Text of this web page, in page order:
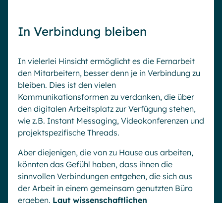
In Verbindung bleiben
In vielerlei Hinsicht ermöglicht es die Fernarbeit
den Mitarbeitern, besser denn je in Verbindung zu
bleiben. Dies ist den vielen
Kommunikationsformen zu verdanken, die über
den digitalen Arbeitsplatz zur Verfügung stehen,
wie z.B. Instant Messaging, Videokonferenzen und
projektspezifische Threads.
Aber diejenigen, die von zu Hause aus arbeiten,
könnten das Gefühl haben, dass ihnen die
sinnvollen Verbindungen entgehen, die sich aus
der Arbeit in einem gemeinsam genutzten Büro
ergeben. Laut wissenschaftlichen